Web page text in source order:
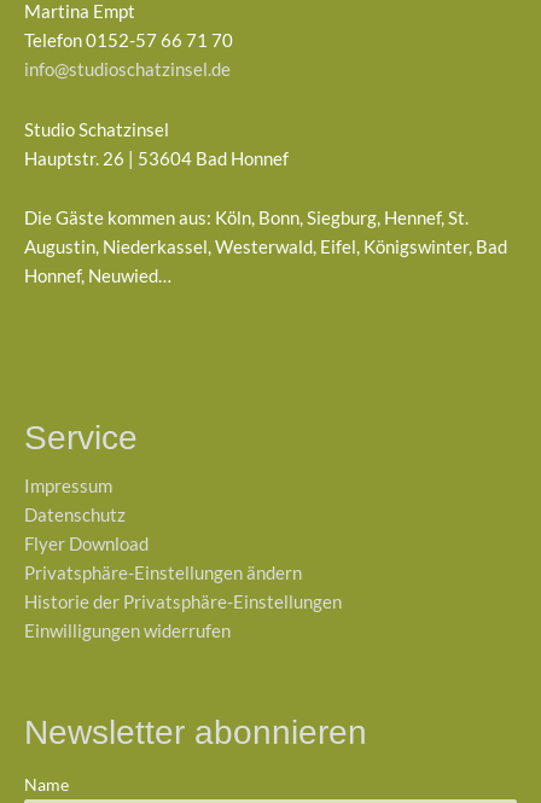
Martina Empt
Telefon 0152-57 66 71 70
info@studioschatzinsel.de
Studio Schatzinsel
Hauptstr. 26 | 53604 Bad Honnef
Die Gäste kommen aus: Köln, Bonn, Siegburg, Hennef, St.
Augustin, Niederkassel, Westerwald, Eifel, Königswinter, Bad
Honnef, Neuwied…
Service
Impressum
Datenschutz
Flyer Download
Privatsphäre-Einstellungen ändern
Historie der Privatsphäre-Einstellungen
Einwilligungen widerrufen
Newsletter abonnieren
Name